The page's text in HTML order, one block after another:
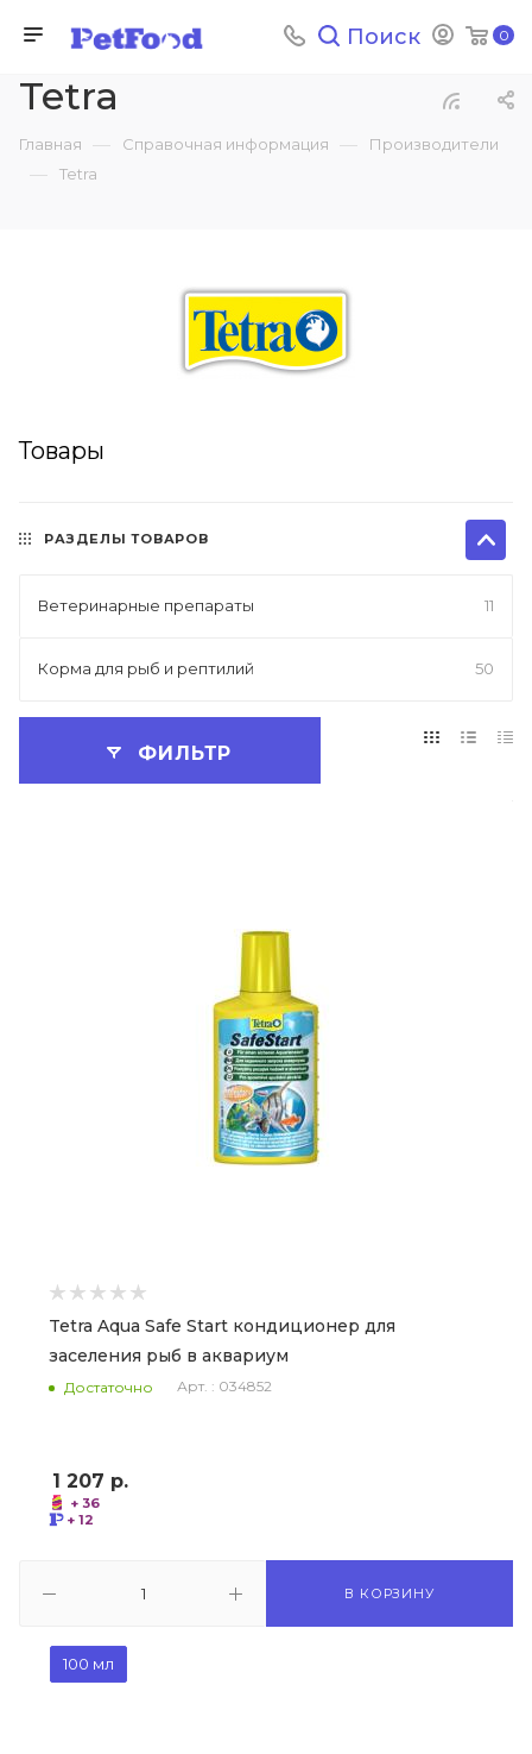
0
Поиск
Tetra
Главная — Справочная информация — Производители
— Tetra
Товары
РАЗДЕЛЫ ТОВАРОВ
Ветеринарные препараты 11
Корма для рыб и рептилий 50
ФИЛЬТР
Tetra Aqua Safe Start кондиционер для
заселения рыб в аквариум
Достаточно Арт. : 034852
1 207 р.
+ 36
+ 12
В КОРЗИНУ
100 мл